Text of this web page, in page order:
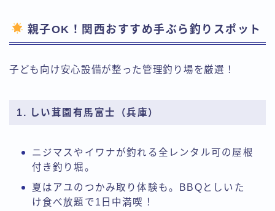
親子OK！関西おすすめ手ぶら釣りスポット
子ども向け安心設備が整った管理釣り場を厳選！
1. しい茸園有馬富士（兵庫）
ニジマスやイワナが釣れる全レンタル可の屋根
付き釣り堀。
夏はアユのつかみ取り体験も。BBQとしいた
け食べ放題で1日中満喫！